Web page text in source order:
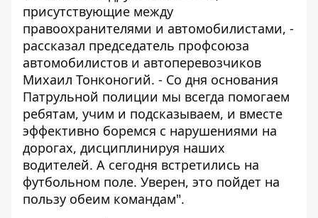
присутствующие между
правоохранителями и автомобилистами, -
рассказал председатель профсоюза
автомобилистов и автоперевозчиков
Михаил Тонконогий. - Со дня основания
Патрульной полиции мы всегда помогаем
ребятам, учим и подсказываем, и вместе
эффективно боремся с нарушениями на
дорогах, дисциплинируя наших
водителей. А сегодня встретились на
футбольном поле. Уверен, это пойдет на
пользу обеим командам".